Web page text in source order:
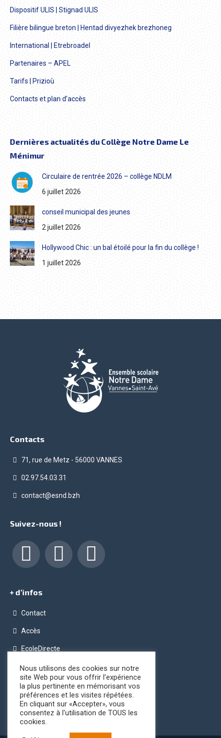
Dispositif ULIS | Stignad ULIS
Filière bilingue breton | Hentad divyezhek brezhoneg
International | Etrebroadel
Partenaires – APEL
Tarifs | Prizioù
Contacts et plan d’accès
Dernières actualités du Collège Notre Dame Le
Ménimur
Circulaire de rentrée 2026 – collège NDLM
6 juillet 2026
conseil municipal des jeunes
2 juillet 2026
Hollywood Chic : un bal étoilé pour la fin du collège !
1 juillet 2026
Contacts
71, rue de Metz - 56000 VANNES
02.97.54.03.31
contact@esnd.bzh
Suivez-nous !
Facebook LinkedIn Instagram
+ d’infos
Contact
Accès
EcoleDirecte
Programme OPC (Ordinateur Pour Chacun)
Conditions générales de vente
Registre public d’accessibilité
Nous utilisons des cookies sur notre
site Web pour vous offrir l'expérience
la plus pertinente en mémorisant vos
préférences et les visites répétées.
En cliquant sur «Accepter», vous
consentez à l'utilisation de TOUS les
cookies.